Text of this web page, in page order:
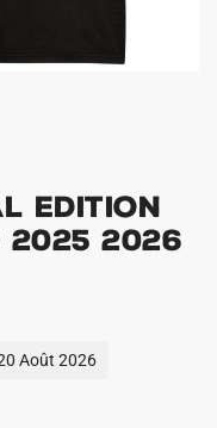
Edition
2026
Août 2026